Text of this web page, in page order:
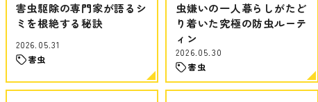
害虫駆除の専門家が語るシ
ミを根絶する秘訣
2026.05.31
害虫
虫嫌いの一人暮らしがたど
り着いた究極の防虫ルーテ
ィン
2026.05.30
害虫